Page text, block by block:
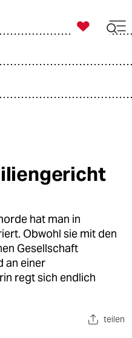

taz zahl ich
hat man in
Obwohl sie mit den
Gesellschaft
an einer
regt sich endlich
teilen